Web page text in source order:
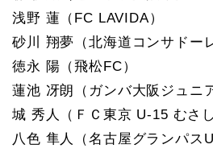
浅野 蓮（FC LAVIDA）
砂川 翔夢（北海道コンサドー
徳永 陽（飛松FC）
蓮池 冴朗（ガンバ大阪ジュニ
城 秀人（ＦＣ東京 U-15 むさし
八色 隼人（名古屋グランパス